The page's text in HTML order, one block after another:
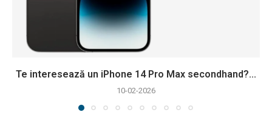
Te interesează un iPhone 14 Pro Max secondhand?...
10-02-2026